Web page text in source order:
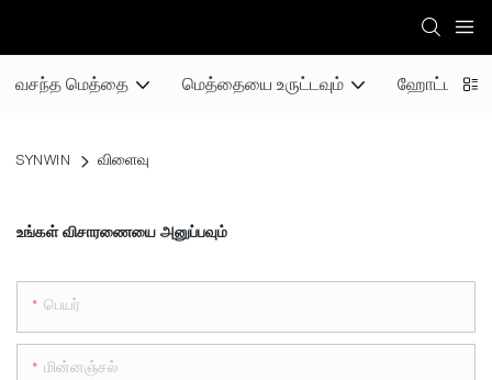
வசந்த மெத்தை மெத்தையை உருட்டவும் ஹோட்டல்
SYNWIN விளைவு
உங்கள் விசாரணையை அனுப்பவும்
பெயர்
மின்னஞ்சல்